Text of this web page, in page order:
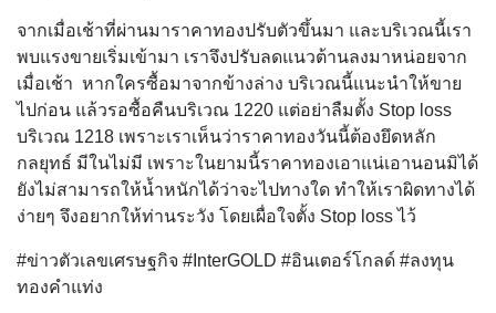
จากเมื่อเช้าที่ผ่านมาราคาทองปรับตัวขึ้นมา และบริเวณนี้เรา
พบแรงขายเริ่มเข้ามา เราจึงปรับลดแนวต้านลงมาหน่อยจาก
เมื่อเช้า หากใครซื้อมาจากข้างล่าง บริเวณนี้แนะนำให้ขาย
ไปก่อน แล้วรอซื้อคืนบริเวณ 1220 แต่อย่าลืมตั้ง Stop loss
บริเวณ 1218 เพราะเราเห็นว่าราคาทองวันนี้ต้องยึดหลัก
กลยุทธ์ มีในไม่มี เพราะในยามนี้ราคาทองเอาแน่เอานอนมิได้
ยังไม่สามารถให้น้ำหนักได้ว่าจะไปทางใด ทำให้เราผิดทางได้
ง่ายๆ จึงอยากให้ท่านระวัง โดยเผื่อใจตั้ง Stop loss ไว้
#ข่าวตัวเลขเศรษฐกิจ #InterGOLD #อินเตอร์โกลด์ #ลงทุน
ทองคำแท่ง